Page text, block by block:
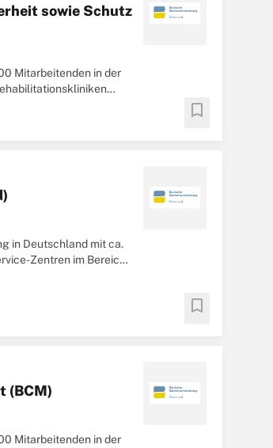
sowie Schutz
Mitarbeitenden in der
bookmark
in Deutschland mit ca.
Zentren im Bereich
bookmark
(BCM)
Mitarbeitenden in der